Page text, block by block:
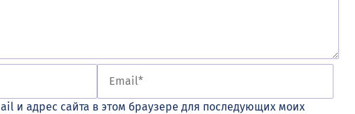
и адрес сайта в этом браузере для последующих моих